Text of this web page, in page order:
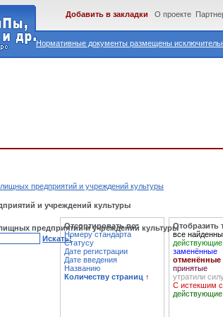
Нормативные документы размещены
Добавить в закладки О проекте
предприятий и учреждений культуры
и учреждений культуры
предприятий и учреждений культуры
Искать!
Отсортировать по:
Номеру стандарта
Статусу
Дате регистрации
Дате введения
Названию
Количеству страниц ↑
Отобразить
все
действующие
заменённые
отменённые
принятые
утратили
С истекшим